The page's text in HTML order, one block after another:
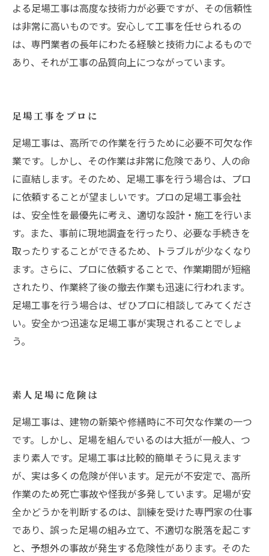
よる足場工事は高度な技術力が必要ですが、その信頼性
は非常に高いものです。安心して工事を任せられるの
は、専門業者の長年にわたる経験と技術力によるもので
あり、それが工事の品質向上につながっています。
足場工事をプロに
足場工事は、高所での作業を行うために必要不可欠な作
業です。しかし、その作業は非常に危険であり、人の命
に直結します。そのため、足場工事を行う場合は、プロ
に依頼することが望ましいです。プロの足場工事会社
は、安全性を最優先に考え、適切な設計・施工を行いま
す。また、事前に現地調査を行ったり、必要な手続きを
取ったりすることができるため、トラブルが少なくなり
ます。さらに、プロに依頼することで、作業期間が短縮
されたり、作業終了後の撤去作業も迅速に行われます。
足場工事を行う場合は、ぜひプロに相談してみてくださ
い。安全かつ迅速な足場工事が実現されることでしょ
う。
素人足場に危険は
足場工事は、建物の新築や修繕時に不可欠な作業の一つ
です。しかし、足場を組んでいるのは大抵が一般人、つ
まり素人です。足場工事は比較的簡単そうに見えます
が、実は多くの危険が伴います。足元が不安定で、高所
作業のため死亡事故や怪我が多発しています。足場が安
全かどうかを判断するのは、訓練を受けた専門家の仕事
であり、誤った足場の組み立て、不適切な脱落を起こす
と、予想外の事故が発生する危険性があります。そのた